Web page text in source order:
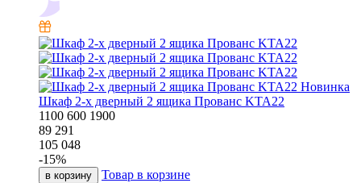
Новинка
Шкаф 2-х дверный 2 ящика Прованс KTA22
1100 600 1900
89 291
105 048
-15%
в корзину Товар в корзине